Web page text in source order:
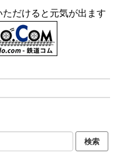
だけると元気が出ます